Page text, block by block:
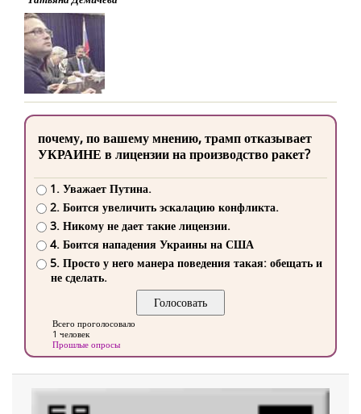
почему, по вашему мнению, трамп отказывает
УКРАИНЕ в лицензии на производство ракет?
1. Уважает Путина.
2. Боится увеличить эскалацию конфликта.
3. Никому не дает такие лицензии.
4. Боится нападения Украины на США
5. Просто у него манера поведения такая: обещать и
не сделать.
Всего проголосовало
1 человек
Прошлые опросы